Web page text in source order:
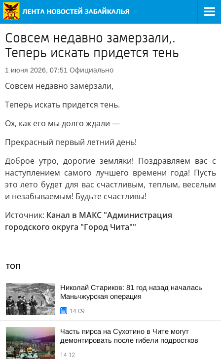
Совсем недавно замерзали,.
Теперь искать придется тень
1 июня 2026, 07:51 Официально
Совсем недавно замерзали,
Теперь искать придется тень.
Ох, как его мы долго ждали —
Прекрасный первый летний день!
Доброе утро, дорогие земляки! Поздравляем вас с
наступлением самого лучшего времени года! Пусть
это лето будет для вас счастливым, теплым, веселым
и незабываемым! Будьте счастливы!
Источник: Канал в МАКС "Администрация
городского округа "Город Чита""
ТОП
Николай Стариков: 81 год назад началась
Маньчжурская операция
14:09
Часть пирса на Сухотино в Чите могут
демонтировать после гибели подростков
14:12